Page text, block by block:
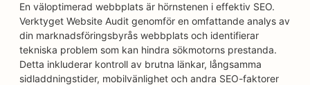
En väloptimerad webbplats är hörnstenen i effektiv SEO.
Verktyget Website Audit genomför en omfattande analys av
din marknadsföringsbyrås webbplats och identifierar
tekniska problem som kan hindra sökmotorns prestanda.
Detta inkluderar kontroll av brutna länkar, långsamma
sidladdningstider, mobilvänlighet och andra SEO-faktorer